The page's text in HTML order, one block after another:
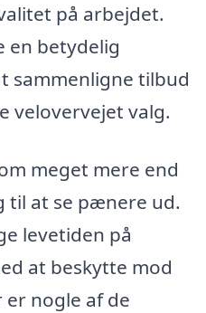
på arbejdet.
en betydelig
sammenligne tilbud
velovervejet valg.
meget mere end
til at se pænere ud.
levetiden på
at beskytte mod
nogle af de